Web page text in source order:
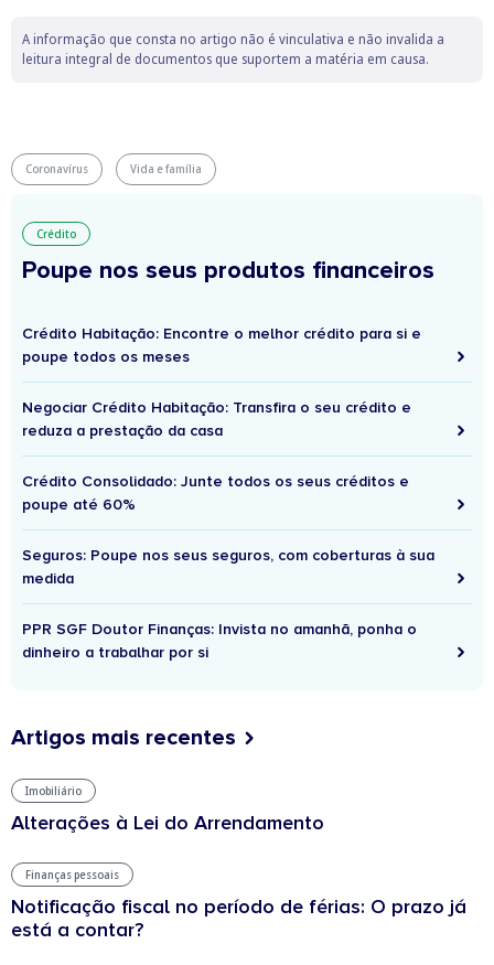
A informação que consta no artigo não é vinculativa e não invalida a
leitura integral de documentos que suportem a matéria em causa.
Coronavírus Vida e família
Crédito
Poupe nos seus produtos financeiros
Crédito Habitação: Encontre o melhor crédito para si e
poupe todos os meses
Negociar Crédito Habitação: Transfira o seu crédito e
reduza a prestação da casa
Crédito Consolidado: Junte todos os seus créditos e
poupe até 60%
Seguros: Poupe nos seus seguros, com coberturas à sua
medida
PPR SGF Doutor Finanças: Invista no amanhã, ponha o
dinheiro a trabalhar por si
Artigos mais recentes
Imobiliário
Alterações à Lei do Arrendamento
Finanças pessoais
Notificação fiscal no período de férias: O prazo já
está a contar?